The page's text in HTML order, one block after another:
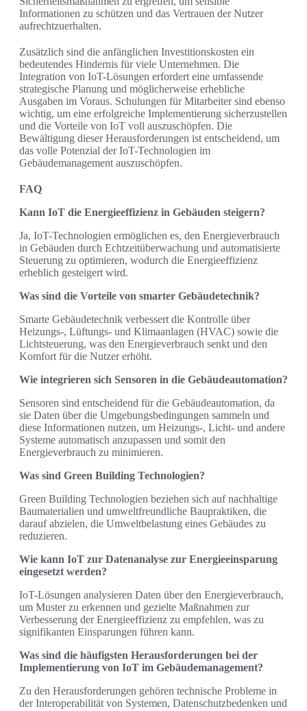
Informationen zu schützen und das Vertrauen der Nutzer
aufrechtzuerhalten.
Zusätzlich sind die anfänglichen Investitionskosten ein
bedeutendes Hindernis für viele Unternehmen. Die
Integration von IoT-Lösungen erfordert eine umfassende
strategische Planung und möglicherweise erhebliche
Ausgaben im Voraus. Schulungen für Mitarbeiter sind ebenso
wichtig, um eine erfolgreiche Implementierung sicherzustellen
und die Vorteile von IoT voll auszuschöpfen. Die
Bewältigung dieser Herausforderungen ist entscheidend, um
das volle Potenzial der IoT-Technologien im
Gebäudemanagement auszuschöpfen.
FAQ
Kann IoT die Energieeffizienz in Gebäuden steigern?
Ja, IoT-Technologien ermöglichen es, den Energieverbrauch
in Gebäuden durch Echtzeitüberwachung und automatisierte
Steuerung zu optimieren, wodurch die Energieeffizienz
erheblich gesteigert wird.
Was sind die Vorteile von smarter Gebäudetechnik?
Smarte Gebäudetechnik verbessert die Kontrolle über
Heizungs-, Lüftungs- und Klimaanlagen (HVAC) sowie die
Lichtsteuerung, was den Energieverbrauch senkt und den
Komfort für die Nutzer erhöht.
Wie integrieren sich Sensoren in die Gebäudeautomation?
Sensoren sind entscheidend für die Gebäudeautomation, da
sie Daten über die Umgebungsbedingungen sammeln und
diese Informationen nutzen, um Heizungs-, Licht- und andere
Systeme automatisch anzupassen und somit den
Energieverbrauch zu minimieren.
Was sind Green Building Technologien?
Green Building Technologien beziehen sich auf nachhaltige
Baumaterialien und umweltfreundliche Baupraktiken, die
darauf abzielen, die Umweltbelastung eines Gebäudes zu
reduzieren.
Wie kann IoT zur Datenanalyse zur Energieeinsparung
eingesetzt werden?
IoT-Lösungen analysieren Daten über den Energieverbrauch,
um Muster zu erkennen und gezielte Maßnahmen zur
Verbesserung der Energieeffizienz zu empfehlen, was zu
signifikanten Einsparungen führen kann.
Was sind die häufigsten Herausforderungen bei der
Implementierung von IoT im Gebäudemanagement?
Zu den Herausforderungen gehören technische Probleme in
der Interoperabilität von Systemen, Datenschutzbedenken und